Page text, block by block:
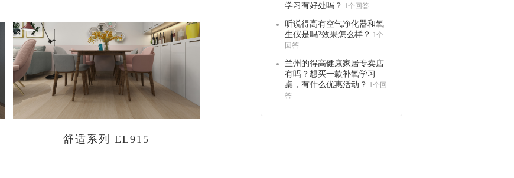
舒适系列 EL915
学习有好处吗？ 1个回答
听说得高有空气净化器和氧
生仪是吗?效果怎么样？ 1个
回答
兰州的得高健康家居专卖店
有吗？想买一款补氧学习
桌，有什么优惠活动？ 1个回
答